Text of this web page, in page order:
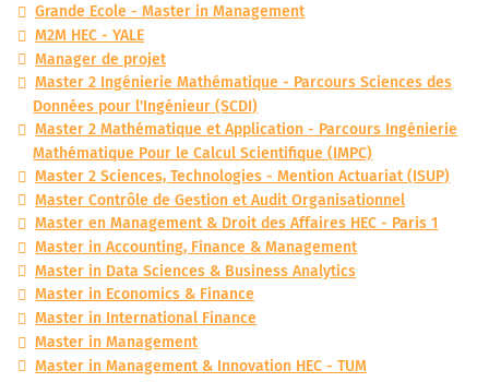
Grande Ecole - Master in Management
M2M HEC - YALE
Manager de projet
Master 2 Ingénierie Mathématique - Parcours Sciences des
Données pour l'Ingénieur (SCDI)
Master 2 Mathématique et Application - Parcours Ingénierie
Mathématique Pour le Calcul Scientifique (IMPC)
Master 2 Sciences, Technologies - Mention Actuariat (ISUP)
Master Contrôle de Gestion et Audit Organisationnel
Master en Management & Droit des Affaires HEC - Paris 1
Master in Accounting, Finance & Management
Master in Data Sciences & Business Analytics
Master in Economics & Finance
Master in International Finance
Master in Management
Master in Management & Innovation HEC - TUM